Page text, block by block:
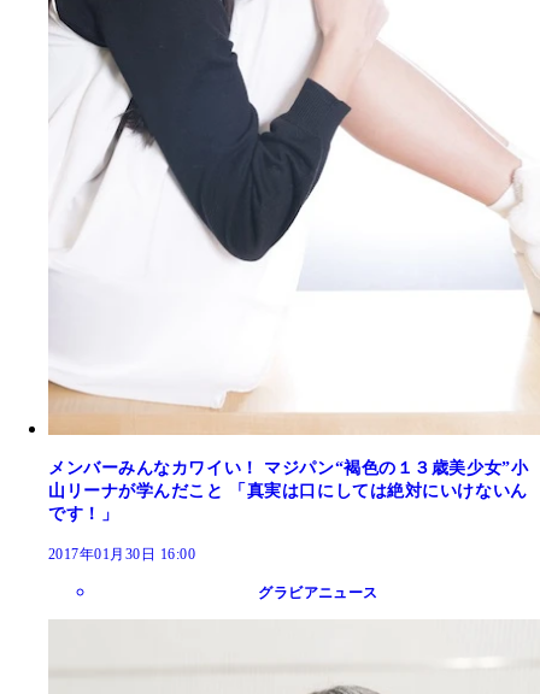
メンバーみんなカワイい！ マジパン“褐色の１３歳美少女”小
山リーナが学んだこと 「真実は口にしては絶対にいけないん
です！」
2017年01月30日 16:00
グラビアニュース